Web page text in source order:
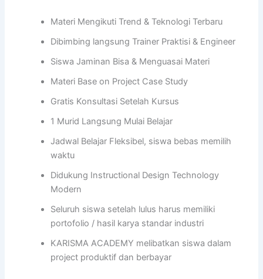
Materi Mengikuti Trend & Teknologi Terbaru
Dibimbing langsung Trainer Praktisi & Engineer
Siswa Jaminan Bisa & Menguasai Materi
Materi Base on Project Case Study
Gratis Konsultasi Setelah Kursus
1 Murid Langsung Mulai Belajar
Jadwal Belajar Fleksibel, siswa bebas memilih
waktu
Didukung Instructional Design Technology
Modern
Seluruh siswa setelah lulus harus memiliki
portofolio / hasil karya standar industri
KARISMA ACADEMY melibatkan siswa dalam
project produktif dan berbayar